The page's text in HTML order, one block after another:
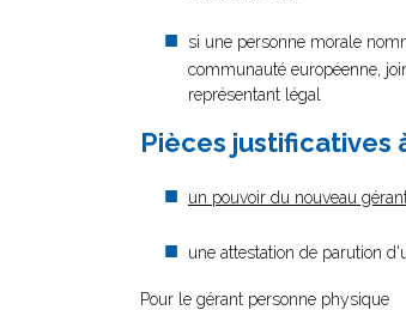
si une personne morale
communauté européenne,
représentant légal
Pièces justificatives
un pouvoir du nouveau
une attestation de parution
Pour le gérant personne physique